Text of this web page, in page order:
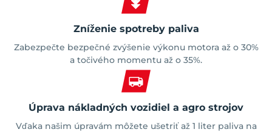
Zníženie spotreby paliva
Zabezpečte bezpečné zvýšenie výkonu motora až o 30%
a točivého momentu až o 35%.
Úprava nákladných vozidiel a agro strojov
Vďaka našim úpravám môžete ušetriť až 1 liter paliva na